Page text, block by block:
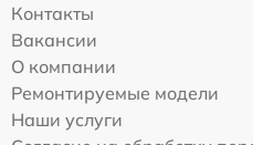
Контакты
Вакансии
О компании
Ремонтируемые модели
Наши услуги